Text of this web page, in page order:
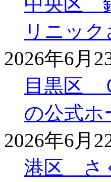
リニッ
2026年6月
目黒区
の公式ホ
2026年6月
港区 さ